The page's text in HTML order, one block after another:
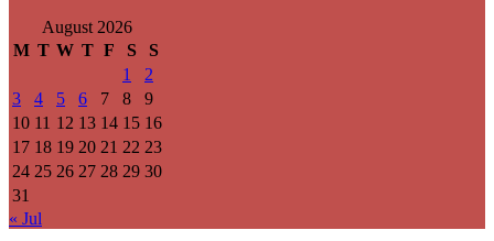
August 2026
M T W T F S
S
1
2
3
4 5 6 7 8
9
10 11 12 13 14 15 16
17 18 19 20 21 22 23
24 25 26 27 28 29 30
31
« Jul